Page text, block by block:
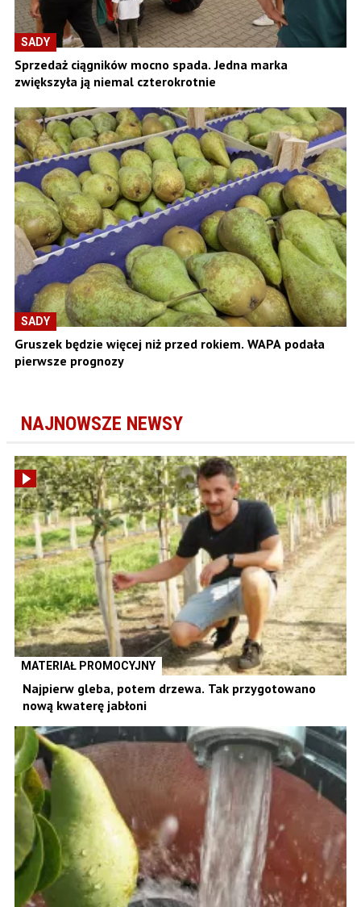
SADY
Sprzedaż ciągników mocno spada. Jedna marka
zwiększyła ją niemal czterokrotnie
SADY
Gruszek będzie więcej niż przed rokiem. WAPA podała
pierwsze prognozy
NAJNOWSZE NEWSY
MATERIAŁ PROMOCYJNY
Najpierw gleba, potem drzewa. Tak przygotowano
nową kwaterę jabłoni